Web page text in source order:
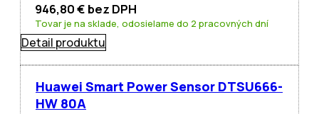
946,80€ bez DPH
Tovar je na sklade, odosielame do 2 pracovných dní
Detail produktu
Huawei Smart Power Sensor DTSU666-
HW 80A